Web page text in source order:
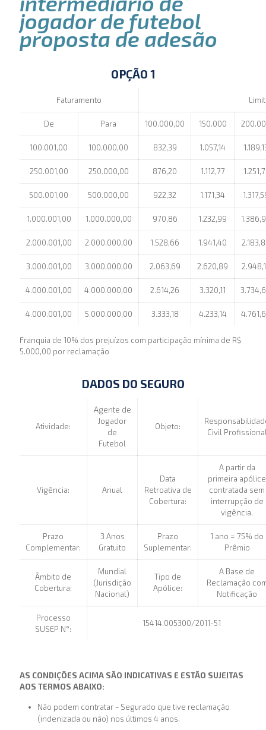
jogador de futebol
proposta de adesão
OPÇÃO 1
Faturamento
De Para 100.000,00 150.000
100.001,00 100.000,00 832,39 1.057,14
250.001,00 250.000,00 876,20 1.112,77
500.001,00 500.000,00 922,32 1.171,34
1.000.001,00 1.000.000,00 970,86 1.232,99
2.000.001,00 2.000.000,00 1.528,66 1.941,40
3.000.001,00 3.000.000,00 2.063,69 2.620,89
4.000.001,00 4.000.000,00 2.614,26 3.320,11
4.000.001,00 5.000.000,00 3.333,18 4.233,14
Franquia de 10% dos prejuízos com participação mínima de R$
5.000,00 por reclamação
DADOS DO SEGURO
Atividade:
Agente de
Jogador
de
Futebol
Objeto:
Civil
Vigência: Anual
Data
Retroativa de
Cobertura:
A partir da
primeira apólice
contratada sem
interrupção de
vigência.
Prazo
Complementar:
3 Anos
Gratuito
Prazo
Suplementar:
1 ano = 75% do
Prêmio
Âmbito de
Cobertura:
Mundial
(Jurisdição
Nacional)
Tipo de
Apólice:
A Base de
Reclamação
Notificação
Processo
SUSEP N°:
15414.005300/2011-51
AS CONDIÇÕES ACIMA SÃO INDICATIVAS E ESTÃO SUJEITAS
AOS TERMOS ABAIXO:
Não podem contratar – Segurado que tive reclamação
(indenizada ou não) nos últimos 4 anos.